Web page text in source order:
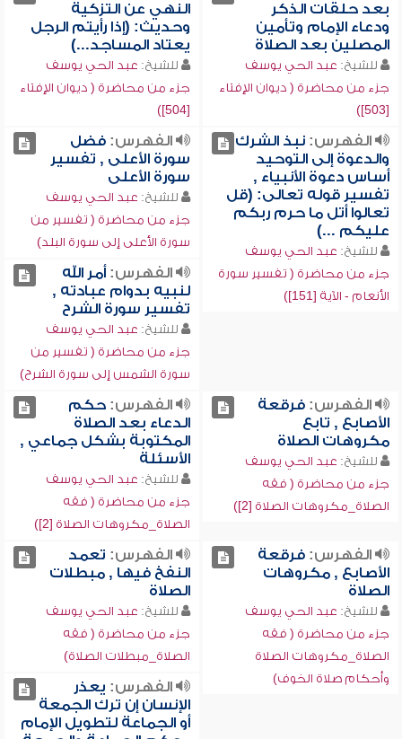
بعد حلقات الذكر
ودعاء الإمام وتأمين
المصلين بعد الصلاة
للشيخ: عبد الحي يوسف
جزء من محاضرة ( ديوان الإفتاء
[503])
النهي عن التزكية
وحديث: (إذا رأيتم الرجل
يعتاد المساجد...)
للشيخ: عبد الحي يوسف
جزء من محاضرة ( ديوان الإفتاء
[504])
الفهرس:نبذ الشرك
والدعوة إلى التوحيد
أساس دعوة الأنبياء ,
تفسير قوله تعالى: (قل
تعالوا أتل ما حرم ربكم
عليكم ...)
للشيخ: عبد الحي يوسف
جزء من محاضرة ( تفسير سورة
الأنعام - الآية [151])
الفهرس:فضل
سورة الأعلى , تفسير
سورة الأعلى
للشيخ: عبد الحي يوسف
جزء من محاضرة ( تفسير من
سورة الأعلى إلى سورة البلد)
الفهرس:أمر الله
لنبيه بدوام عبادته ,
تفسير سورة الشرح
للشيخ: عبد الحي يوسف
جزء من محاضرة ( تفسير من
سورة الشمس إلى سورة الشرح)
الفهرس:فرقعة
الأصابع , تابع
مكروهات الصلاة
للشيخ: عبد الحي يوسف
جزء من محاضرة ( فقه
الصلاة_مكروهات الصلاة [2])
الفهرس:حكم
الدعاء بعد الصلاة
المكتوبة بشكل جماعي ,
الأسئلة
للشيخ: عبد الحي يوسف
جزء من محاضرة ( فقه
الصلاة_مكروهات الصلاة [2])
الفهرس:فرقعة
الأصابع , مكروهات
الصلاة
للشيخ: عبد الحي يوسف
جزء من محاضرة ( فقه
الصلاة_مكروهات الصلاة
وأحكام صلاة الخوف)
الفهرس: تعمد
النفخ فيها , مبطلات
الصلاة
للشيخ: عبد الحي يوسف
جزء من محاضرة ( فقه
الصلاة_مبطلات الصلاة)
الفهرس: يعذر
الإنسان إن ترك الجمعة
أو الجماعة لتطويل الإمام